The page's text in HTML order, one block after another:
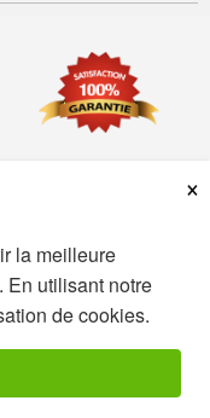
×
la meilleure
En utilisant notre
de cookies.
droits réservés.
seulement et ne visent pas à
de la santé. Veuillez
de nature médicale